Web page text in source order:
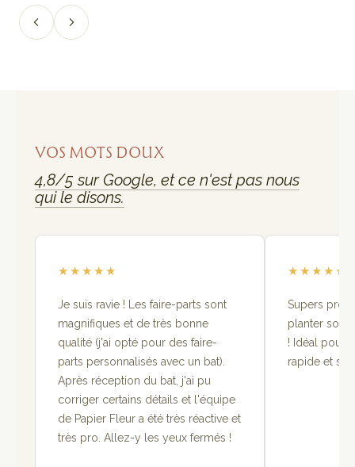
VOS MOTS DOUX
4,8/5 sur Google, et ce n'est pas nous
qui le disons.
★ ★ ★ ★ ★
Je suis ravie ! Les faire-parts sont
magnifiques et de très bonne
qualité (j'ai opté pour des faire-
parts personnalisés avec un bat).
Après réception du bat, j'ai pu
corriger certains détails et l'équipe
de Papier Fleur a été très réactive et
très pro. Allez-y les yeux fermés !
★ ★ ★ ★ ★
Supers
planter sont
! Idéal pour
rapide et